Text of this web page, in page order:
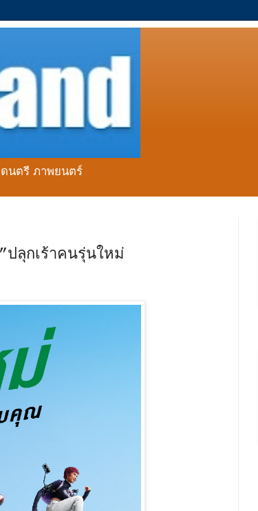
ดนตรี ภาพยนตร์
ลุกเร้าคนรุ่นใหม่